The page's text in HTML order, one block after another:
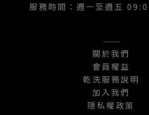
服務時間：週一至週五
———
關於我們
會員權益
乾洗服務說明
加入我們
隱私權政策